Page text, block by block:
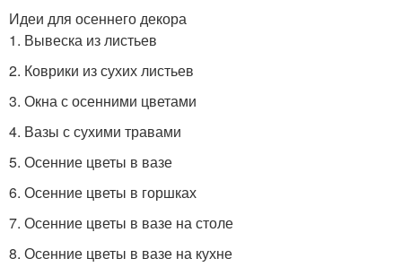
Идеи для осеннего декора
1. Вывеска из листьев
2. Коврики из сухих листьев
3. Окна с осенними цветами
4. Вазы с сухими травами
5. Осенние цветы в вазе
6. Осенние цветы в горшках
7. Осенние цветы в вазе на столе
8. Осенние цветы в вазе на кухне